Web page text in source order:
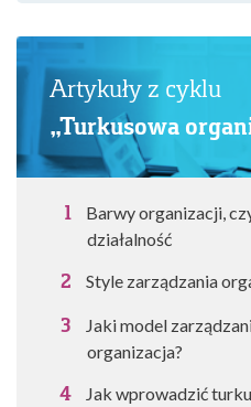
Artykuły z cyklu
„Turkusowa
Barwy organizacji,
działalność
Style zarządzania
Jaki model
organizacja?
Jak wprowadzić